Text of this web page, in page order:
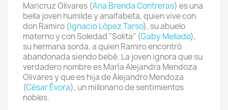
Maricruz Olivares (Ana Brenda Contreras) es una
bella joven humilde y analfabeta, quien vive con
don Ramiro (Ignacio López Tarso), su abuelo
materno y con Soledad "Solita" (Gaby Mellado),
su hermana sorda, a quien Ramiro encontró
abandonada siendo bebé. La joven ignora que su
verdadero nombre es María Alejandra Mendoza
Olivares y que es hija de Alejandro Mendoza
(César Évora), un millonario de sentimientos
nobles.